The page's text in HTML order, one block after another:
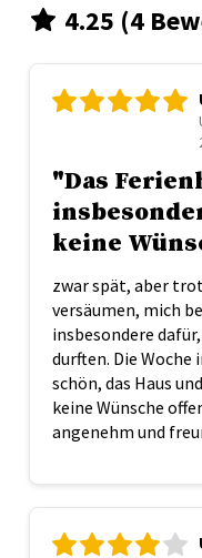
4.25 (4
"Das
keine
zwar spät, aber
versäumen, mich
insbesondere
durften. Die Woche
schön, das Haus
keine Wünsche
angenehm und